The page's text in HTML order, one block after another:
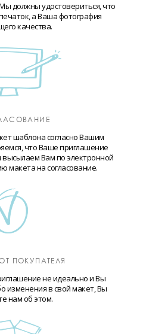
должны удостовериться, что
а Ваша фотография
качества.
шаблона согласно Вашим
что Ваше приглашение
высылаем Вам по электронной
макета на согласование.
ПОКУПАТЕЛЯ
не идеально и Вы
изменения в свой макет, Вы
нам об этом.